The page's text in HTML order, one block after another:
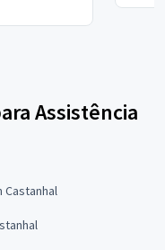
Assistência
Castanhal